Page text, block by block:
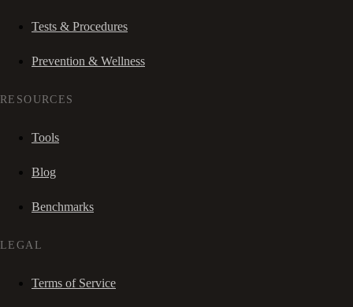
Tests & Procedures
Prevention & Wellness
RESOURCES
Tools
Blog
Benchmarks
LEGAL
Terms of Service